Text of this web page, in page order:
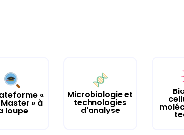
«
» à
loupe
Microbiologie et
technologies
d'analyse